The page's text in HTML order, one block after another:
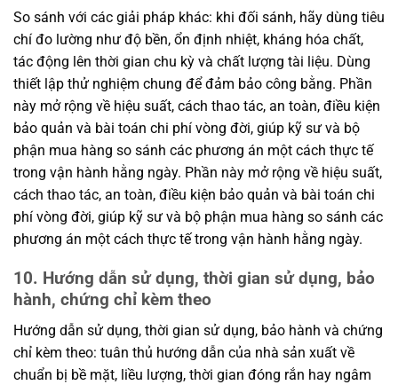
So sánh với các giải pháp khác: khi đối sánh, hãy dùng tiêu
chí đo lường như độ bền, ổn định nhiệt, kháng hóa chất,
tác động lên thời gian chu kỳ và chất lượng tài liệu. Dùng
thiết lập thử nghiệm chung để đảm bảo công bằng. Phần
này mở rộng về hiệu suất, cách thao tác, an toàn, điều kiện
bảo quản và bài toán chi phí vòng đời, giúp kỹ sư và bộ
phận mua hàng so sánh các phương án một cách thực tế
trong vận hành hằng ngày. Phần này mở rộng về hiệu suất,
cách thao tác, an toàn, điều kiện bảo quản và bài toán chi
phí vòng đời, giúp kỹ sư và bộ phận mua hàng so sánh các
phương án một cách thực tế trong vận hành hằng ngày.
10. Hướng dẫn sử dụng, thời gian sử dụng, bảo
hành, chứng chỉ kèm theo
Hướng dẫn sử dụng, thời gian sử dụng, bảo hành và chứng
chỉ kèm theo: tuân thủ hướng dẫn của nhà sản xuất về
chuẩn bị bề mặt, liều lượng, thời gian đóng rắn hay ngâm